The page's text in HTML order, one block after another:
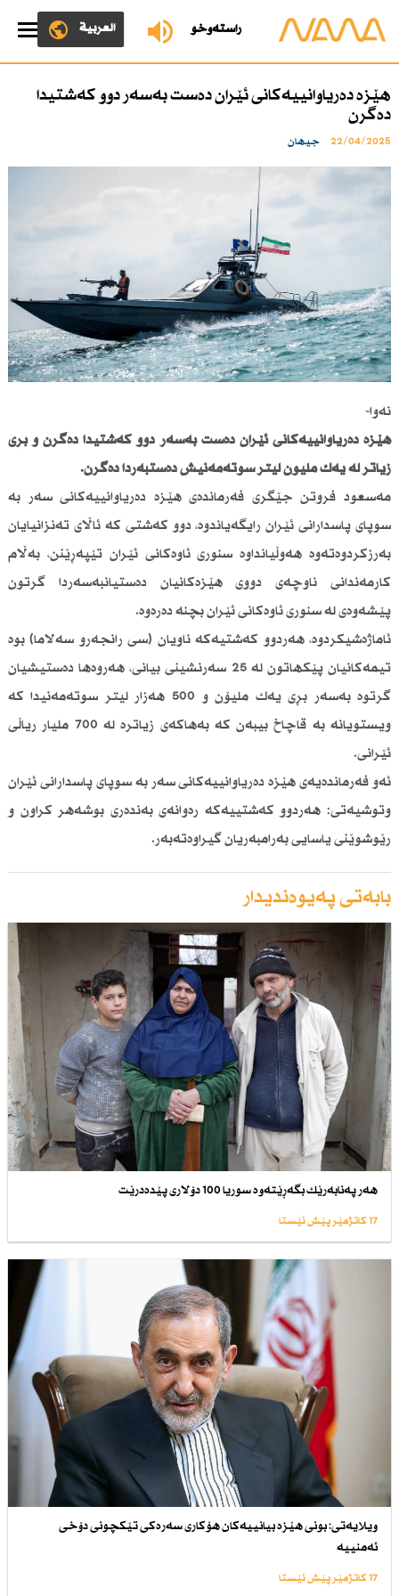
ڕاستەوخۆ العربية
هێزە دەریاوانییەكانی ئێران دەست بەسەر دوو كەشتیدا
دەگرن
22/04/2025 جیهان
نەوا-
هێزە دەریاوانییەكانی ئێران دەست بەسەر دوو كەشتیدا دەگرن و بڕی
زیاتر لە یەك ملیۆن لیتر سوتەمەنیش دەستبەردا دەگرن.
مەسعود فروتن جێگری فەرماندەی هێزە دەریاوانییەكانی سەر بە
سوپای پاسدارانی ئێران رایگەیاندوە، دوو كەشتی كە ئاڵای تەنزانیایان
بەرزكردوەتەوە هەوڵیانداوە سنوری ئاوەكانی ئێران تێپەڕێنن، بەڵام
كارمەندانی ناوچەی دووی هێزەكانیان دەستیانبەسەردا گرتون
پێشەوەی لە سنوری ئاوەكانی ئێران بچنە دەرەوە.
ئاماژەشیكردوە، هەردوو كەشتیەكە ناویان (سی رانجەرو سەلاما) بوە
تیمەكانیان پێكهاتون لە 25 سەرنشینی بیانی، هەروەها دەستیشیان
گرتوە بەسەر بڕی یەك ملیۆن و 500 هەزار لیتر سوتەمەنیدا كە
ویستویانە بە قاچاخ بیبەن كە بەهاكەی زیاترە لە 700 ملیار ریاڵی
ئێرانی.
ئەو فەرماندەیەی هێزە دەریاوانییەكانی سەر بە سوپای پاسدارانی ئێران
وتوشیەتی: هەردوو كەشتییەكە رەوانەی بەندەری بوشەهر كراون و
رێوشوێنی یاسایی بەرامبەریان گیراوەتەبەر.
بابەتی پەیوەندیدار
هەر پەنابەرێك بگەڕێتەوە سوریا 100 دۆلاری پێدەدرێت
17 کاتژمێر پێش ئێستا
ویلایەتی: بونی هێزە بیانییەكان هۆكاری سەرەكی تێكچونی دۆخی
ئەمنییە
17 کاتژمێر پێش ئێستا